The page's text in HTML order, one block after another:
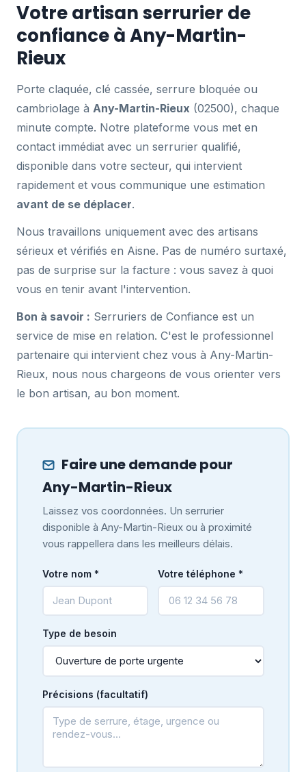
Votre artisan serrurier de
confiance à Any-Martin-
Rieux
Porte claquée, clé cassée, serrure bloquée ou
cambriolage à Any-Martin-Rieux (02500), chaque
minute compte. Notre plateforme vous met en
contact immédiat avec un serrurier qualifié,
disponible dans votre secteur, qui intervient
rapidement et vous communique une estimation
avant de se déplacer.
Nous travaillons uniquement avec des artisans
sérieux et vérifiés en Aisne. Pas de numéro surtaxé,
pas de surprise sur la facture : vous savez à quoi
vous en tenir avant l'intervention.
Bon à savoir : Serruriers de Confiance est un
service de mise en relation. C'est le professionnel
partenaire qui intervient chez vous à Any-Martin-
Rieux, nous nous chargeons de vous orienter vers
le bon artisan, au bon moment.
Faire une demande pour
Any-Martin-Rieux
Laissez vos coordonnées. Un serrurier
disponible à Any-Martin-Rieux ou à proximité
vous rappellera dans les meilleurs délais.
Votre nom * Votre téléphone *
Type de besoin
Précisions (facultatif)